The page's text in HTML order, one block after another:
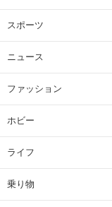
スポーツ
ニュース
ファッション
ホビー
ライフ
乗り物